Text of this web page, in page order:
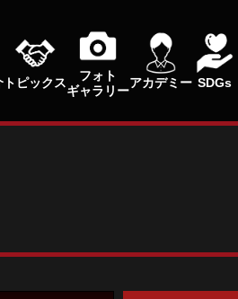
トピックス
フォト
ギャラリー
アカデミー SDGs